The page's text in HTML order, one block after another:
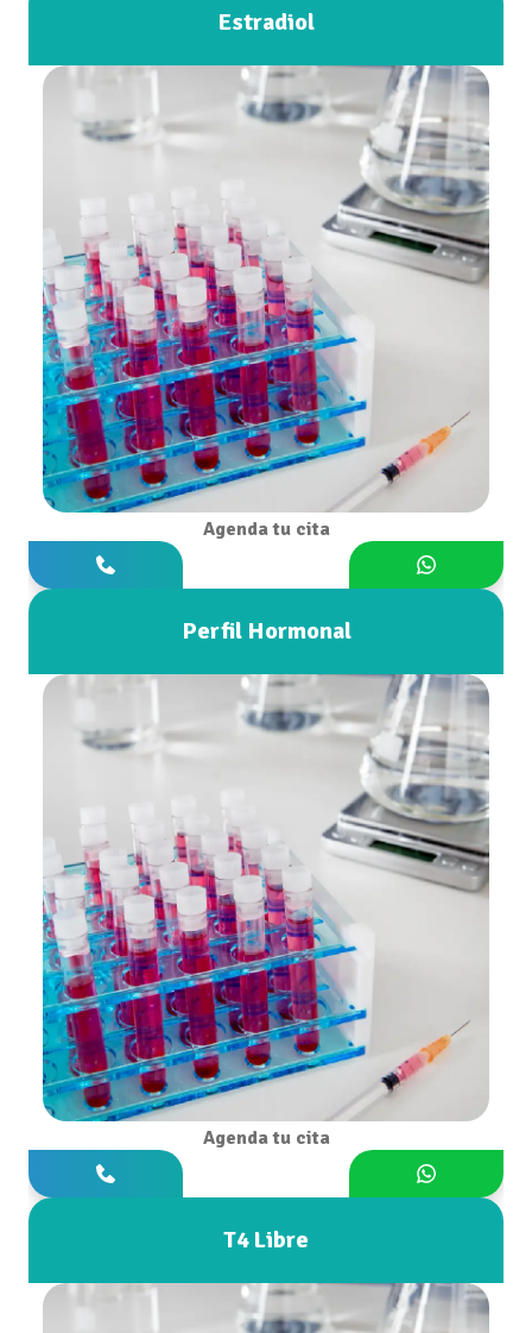
Estradiol
Agenda tu cita
Perfil Hormonal
Agenda tu cita
T4 Libre